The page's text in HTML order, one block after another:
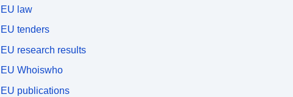
EU law
EU tenders
EU research results
EU Whoiswho
EU publications